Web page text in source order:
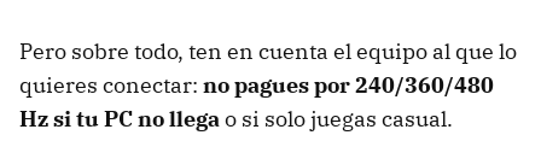
Pero sobre todo, ten en cuenta el equipo al que lo
quieres conectar: no pagues por 240/360/480
Hz si tu PC no llegao si solo juegas casual.